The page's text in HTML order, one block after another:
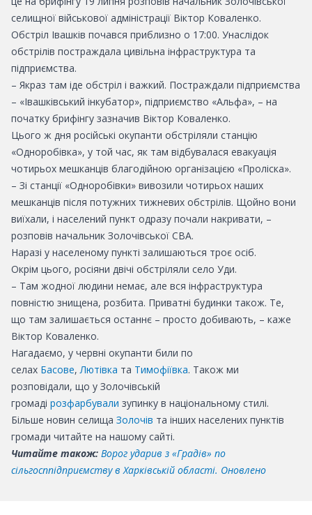
селищної військової адміністрації Віктор Коваленко.
Обстріл Івашків почався приблизно о 17:00. Унаслідок
обстрілів постраждала цивільна інфраструктура та
підприємства.
– Якраз там іде обстріл і важкий. Постраждали підприємства
– «Івашківський інкубатор», підприємство «Альфа», – на
початку брифінгу зазначив Віктор Коваленко.
Цього ж дня російські окупанти обстріляли станцію
«Одноробівка», у той час, як там відбувалася евакуація
чотирьох мешканців благодійною організацією «Проліска».
– Зі станції «Одноробівки» вивозили чотирьох наших
мешканців після потужних тижневих обстрілів. Щойно вони
виїхали, і населений пункт одразу почали накривати, –
розповів начальник Золочівської СВА.
Наразі у населеному пункті залишаються троє осіб.
Окрім цього, росіяни двічі обстріляли село Уди.
– Там жодної людини немає, але вся інфраструктура
повністю знищена, розбита. Приватні будинки також. Те,
що там залишається останнє – просто добивають, – каже
Віктор Коваленко.
Нагадаємо, у червні окупанти били по
селах Басове,Лютівка та Тимофіївка. Також ми
розповідали, що у Золочівській
громаді розфарбували зупинку в національному стилі.
Більше новин селища Золочів та інших населених пунктів
громади читайте на нашому сайті.
Читайте також: Ворог ударив з «Градів» по
сільгосппідприємству в Харківській області. Оновлено